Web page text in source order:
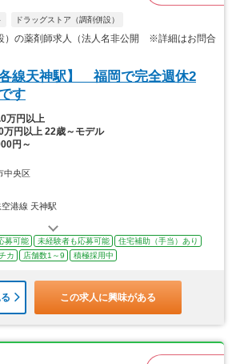
ドラッグストア（調剤併設）
）の薬剤師求人（法人名非公開 ※詳細はお問合
各線天神駅】 福岡で完全週休2
す
万円以上
万円以上 22歳～モデル
円～
中央区
港線 天神駅
募可能 未経験者も応募可能
住宅補助（手当）あり
カ 店舗数1～9 積極採用中
この求人に興味がある